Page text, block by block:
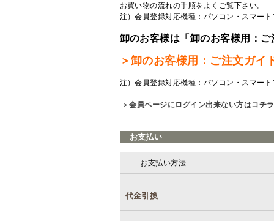
お買い物の流れの手順をよくご覧下さい。
注）会員登録対応機種：パソコン・スマー
卸のお客様は「卸のお客様用：
＞卸のお客様用：ご注文ガイ
注）会員登録対応機種：パソコン・スマー
＞会員ページにログイン出来ない方はコチラ
お支払い
お支払い方法
代金引換